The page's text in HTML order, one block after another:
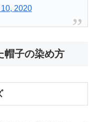
2020
帽子の染め方